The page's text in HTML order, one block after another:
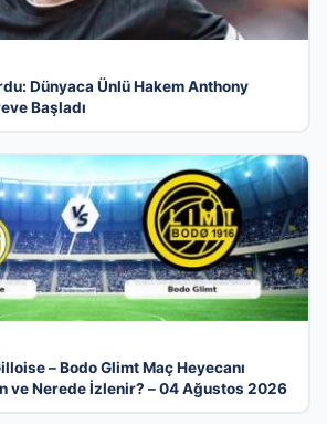
Dünyaca Ünlü Hakem Anthony
Başladı
– Bodo Glimt Maç Heyecanı
ve Nerede İzlenir? – 04 Ağustos 2026